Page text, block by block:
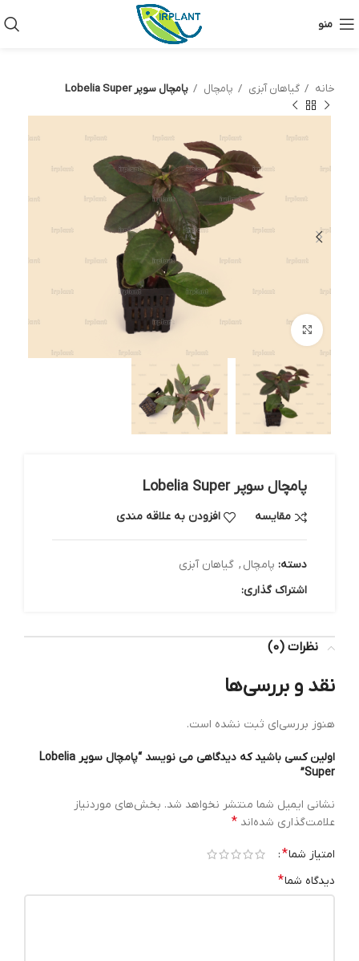
منو
خانه گیاهان آبزی پامچال پامچال سوپر Lobelia Super
بزرگنمایی تصویر
پامچال سوپر Lobelia Super
مقایسه افزودن به علاقه مندی
دسته: پامچال , گیاهان آبزی
اشتراک گذاری:
نظرات (0)
نقد و بررسی‌ها
هنوز بررسی‌ای ثبت نشده است.
اولین کسی باشید که دیدگاهی می نویسد “پامچال سوپر Lobelia
Super”
نشانی ایمیل شما منتشر نخواهد شد. بخش‌های موردنیاز
علامت‌گذاری شده‌اند *
امتیاز شما*
دیدگاه شما*